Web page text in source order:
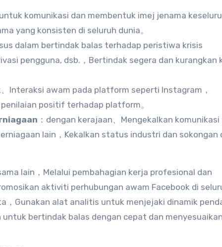
komunikasi dan membentuk imej jenama
yang konsisten di seluruh dunia。
dalam bertindak balas terhadap peristiwa krisis
pengguna, dsb.，Bertindak segera dan kurangkan
、Interaksi awam pada platform seperti Instagram，
positif terhadap platform。
：dengan kerajaan、Mengekalkan komunikasi
lain，Kekalkan status industri dan sokongan
lain，Melalui pembahagian kerja profesional dan
aktiviti perhubungan awam Facebook di
，Gunakan alat analitis untuk menjejaki dinamik
bertindak balas dengan cepat dan